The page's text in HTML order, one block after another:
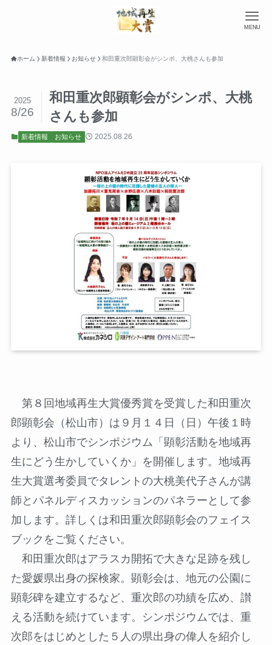
MENU
ホーム 新着情報 お知らせ 和田重次郎顕彰会がシンポ、大桃さんも参加
和田重次郎顕彰会がシンポ、大桃
さんも参加
2025
8/26
新着情報 お知らせ 2025.08.26
第８回地域再生大賞優秀賞を受賞した和田重次
郎顕彰会（松山市）は９月１４日（日）午後１時
より、松山市でシンポジウム「顕彰活動を地域再
生にどう生かしていくか」を開催します。地域再
生大賞選考委員でタレントの大桃美代子さんが講
師とパネルディスカッションのパネラーとして参
加します。詳しくは和田重次郎顕彰会のフェイス
ブックをご覧ください。
和田重次郎はアラスカ開拓で大きな足跡を残し
た愛媛県出身の探検家。顕彰会は、地元の公園に
顕彰碑を建立するなど、重次郎の功績を広め、讃
える活動を続けています。シンポジウムでは、重
次郎をはじめとした５人の県出身の偉人を紹介し